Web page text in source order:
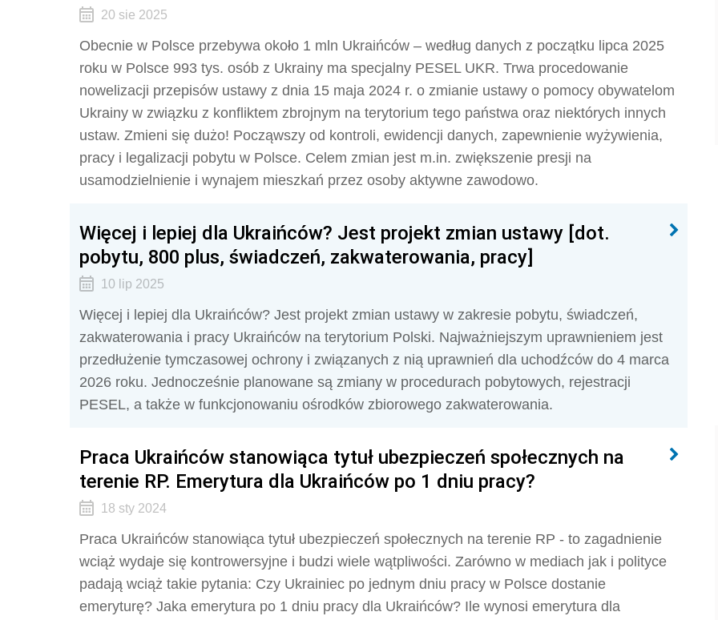
20 sie 2025
Obecnie w Polsce przebywa około 1 mln Ukraińców – według danych z początku lipca 2025
roku w Polsce 993 tys. osób z Ukrainy ma specjalny PESEL UKR. Trwa procedowanie
nowelizacji przepisów ustawy z dnia 15 maja 2024 r. o zmianie ustawy o pomocy obywatelom
Ukrainy w związku z konfliktem zbrojnym na terytorium tego państwa oraz niektórych innych
ustaw. Zmieni się dużo! Począwszy od kontroli, ewidencji danych, zapewnienie wyżywienia,
pracy i legalizacji pobytu w Polsce. Celem zmian jest m.in. zwiększenie presji na
usamodzielnienie i wynajem mieszkań przez osoby aktywne zawodowo.
Więcej i lepiej dla Ukraińców? Jest projekt zmian ustawy [dot.
pobytu, 800 plus, świadczeń, zakwaterowania, pracy]
10 lip 2025
Więcej i lepiej dla Ukraińców? Jest projekt zmian ustawy w zakresie pobytu, świadczeń,
zakwaterowania i pracy Ukraińców na terytorium Polski. Najważniejszym uprawnieniem jest
przedłużenie tymczasowej ochrony i związanych z nią uprawnień dla uchodźców do 4 marca
2026 roku. Jednocześnie planowane są zmiany w procedurach pobytowych, rejestracji
PESEL, a także w funkcjonowaniu ośrodków zbiorowego zakwaterowania.
Praca Ukraińców stanowiąca tytuł ubezpieczeń społecznych na
terenie RP. Emerytura dla Ukraińców po 1 dniu pracy?
18 sty 2024
Praca Ukraińców stanowiąca tytuł ubezpieczeń społecznych na terenie RP - to zagadnienie
wciąż wydaje się kontrowersyjne i budzi wiele wątpliwości. Zarówno w mediach jak i polityce
padają wciąż takie pytania: Czy Ukrainiec po jednym dniu pracy w Polsce dostanie
emeryturę? Jaka emerytura po 1 dniu pracy dla Ukraińców? Ile wynosi emerytura dla